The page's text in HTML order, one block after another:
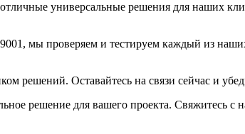
универсальные решения для наших
мы проверяем и тестируем каждый из
Оставайтесь на связи сейчас и
решение для вашего проекта. Свяжитесь